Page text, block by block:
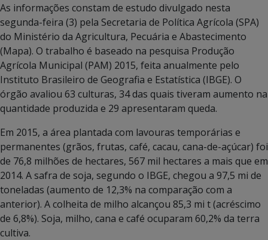
As informações constam de estudo divulgado nesta
segunda-feira (3) pela Secretaria de Política Agrícola (SPA)
do Ministério da Agricultura, Pecuária e Abastecimento
(Mapa). O trabalho é baseado na pesquisa Produção
Agrícola Municipal (PAM) 2015, feita anualmente pelo
Instituto Brasileiro de Geografia e Estatística (IBGE). O
órgão avaliou 63 culturas, 34 das quais tiveram aumento na
quantidade produzida e 29 apresentaram queda.
Em 2015, a área plantada com lavouras temporárias e
permanentes (grãos, frutas, café, cacau, cana-de-açúcar) foi
de 76,8 milhões de hectares, 567 mil hectares a mais que em
2014. A safra de soja, segundo o IBGE, chegou a 97,5 mi de
toneladas (aumento de 12,3% na comparação com a
anterior). A colheita de milho alcançou 85,3 mi t (acréscimo
de 6,8%). Soja, milho, cana e café ocuparam 60,2% da terra
cultiva.